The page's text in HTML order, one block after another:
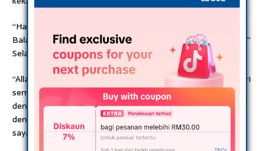
“Habib Ahmad pernah berkata kepada Habib Fahmi “Masjid
Balawi adalah tujuan terakhir saya, setelah itu saya pulang”
Selamat tinggaI Habib.
“Allah telah menganugerahkan cita-cita terakhir Habib. Dari
semalam di Iidah Habib selalu berkata “Saya ingin bertemu
dengan Rasulullah” Dan sekarang Habib telah bertemu
dengan Allah dengan yang maha Esa yang sangat Habib
sayangi.